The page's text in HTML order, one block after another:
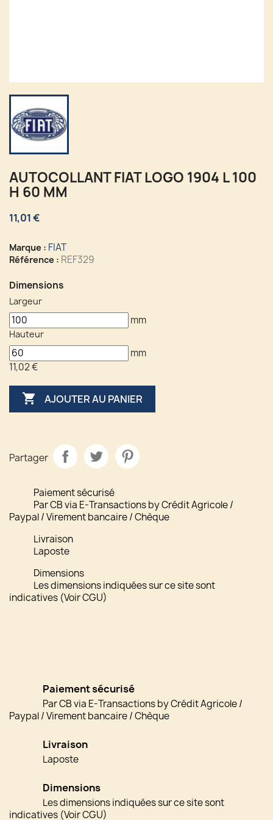
AUTOCOLLANT FIAT LOGO 1904 L 100
H 60 MM
11,01 €
Marque : FIAT
Référence : REF329
Dimensions
Largeur
mm
Hauteur
mm
11,02 €
 AJOUTER AU PANIER
Partager
Paiement sécurisé
Par CB via E-Transactions by Crédit Agricole /
Paypal / Virement bancaire / Chèque
Livraison
Laposte
Dimensions
Les dimensions indiquées sur ce site sont
indicatives (Voir CGU)
Paiement sécurisé
Par CB via E-Transactions by Crédit Agricole /
Paypal / Virement bancaire / Chèque
Livraison
Laposte
Dimensions
Les dimensions indiquées sur ce site sont
indicatives (Voir CGU)